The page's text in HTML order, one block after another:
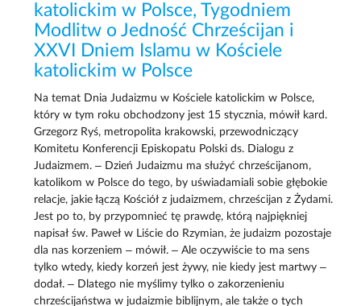
katolickim w Polsce, Tygodniem
Modlitw o Jedność Chrześcijan i
XXVI Dniem Islamu w Kościele
katolickim w Polsce
Na temat Dnia Judaizmu w Kościele katolickim w Polsce,
który w tym roku obchodzony jest 15 stycznia, mówił kard.
Grzegorz Ryś, metropolita krakowski, przewodniczący
Komitetu Konferencji Episkopatu Polski ds. Dialogu z
Judaizmem. – Dzień Judaizmu ma służyć chrześcijanom,
katolikom w Polsce do tego, by uświadamiali sobie głębokie
relacje, jakie łączą Kościół z judaizmem, chrześcijan z Żydami.
Jest po to, by przypomnieć tę prawdę, którą najpiękniej
napisał św. Paweł w Liście do Rzymian, że judaizm pozostaje
dla nas korzeniem – mówił. – Ale oczywiście to ma sens
tylko wtedy, kiedy korzeń jest żywy, nie kiedy jest martwy –
dodał. – Dlatego nie myślimy tylko o zakorzenieniu
chrześcijaństwa w judaizmie biblijnym, ale także o tych